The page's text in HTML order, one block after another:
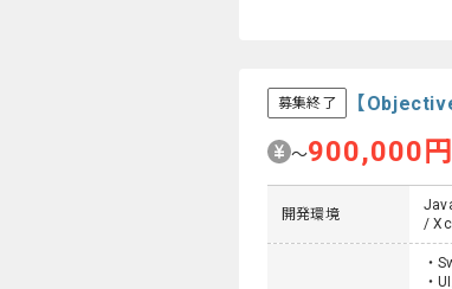
募集終了 【
〜900,000円
開発環境
/
・
・